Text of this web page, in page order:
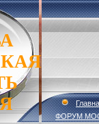
ФОРУМ